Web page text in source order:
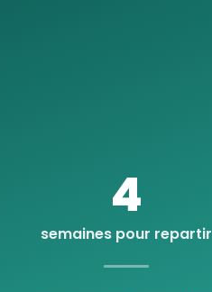
4
semaines pour repartir